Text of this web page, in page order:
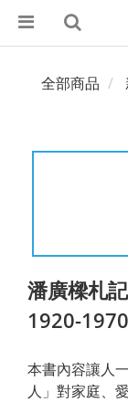
全部商品
潘廣樑札
1920-
本書內容讓人
人」對家庭、